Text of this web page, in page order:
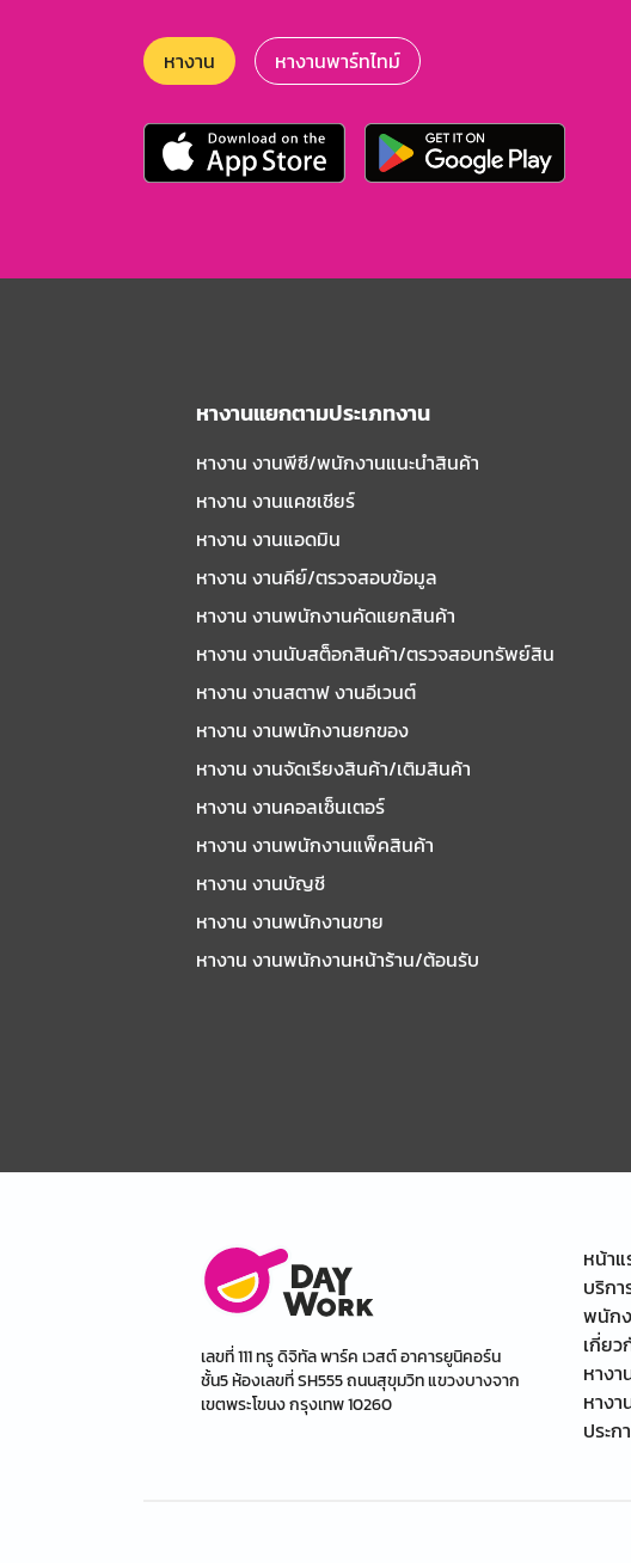
หางาน หางานพาร์ทไทม์
หางานแยกตามประเภทงาน
หางาน งานพีซี/พนักงานแนะนําสินค้า
หางาน งานแคชเชียร์
หางาน งานแอดมิน
หางาน งานคีย์/ตรวจสอบข้อมูล
หางาน งานพนักงานคัดแยกสินค้า
หางาน งานนับสต็อกสินค้า/ตรวจสอบทรัพย์สิน
หางาน งานสตาฟ งานอีเวนต์
หางาน งานพนักงานยกของ
หางาน งานจัดเรียงสินค้า/เติมสินค้า
หางาน งานคอลเซ็นเตอร์
หางาน งานพนักงานแพ็คสินค้า
หางาน งานบัญชี
หางาน งานพนักงานขาย
หางาน งานพนักงานหน้าร้าน/ต้อนรับ
เลขที่ 111 ทรู ดิจิทัล พาร์ค เวสต์ อาคารยูนิคอร์น
ชั้น5 ห้องเลขที่ SH555 ถนนสุขุมวิท แขวงบางจาก
เขตพระโขนง กรุงเทพ 10260
หน้าแ
บริก
พนัก
เกี่ยว
หางา
หาง
ประ